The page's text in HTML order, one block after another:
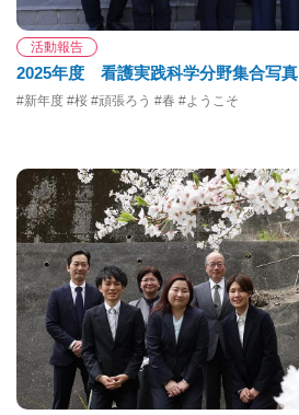
活動報告
2025年度 看護実践科学分野集合写真
#新年度 #桜 #頑張ろう #春 #ようこそ